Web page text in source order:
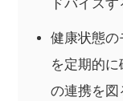
ドバイスす
健康状態
を定期的
の連携を図